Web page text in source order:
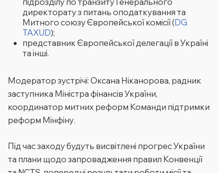
директорату з питань оподаткування та
Митного союзу Європейської комісії (DG
TAXUD);
представник Європейської делегації в Україні
та інші.
Модератор зустрічі: Оксана Ніканорова, радник
заступника Міністра фінансів України,
координатор митних реформ Команди підтримки
реформ Мінфіну.
Під час заходу будуть висвітлені прогрес України
та плани щодо запровадження правил Конвенції